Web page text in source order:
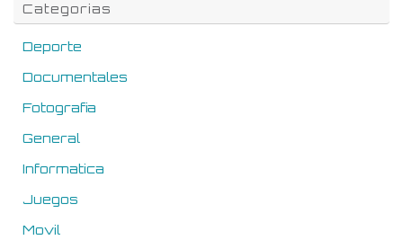
Categorias
Deporte
Documentales
Fotografia
General
Informatica
Juegos
Movil